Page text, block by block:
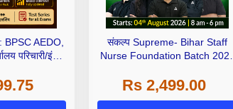
AEDO,
परिचारी/इंटर
& More
संकल्प Supreme- Bihar Staff
Nurse Foundation Batch 2026
by Adda247
Rs 2,499.00